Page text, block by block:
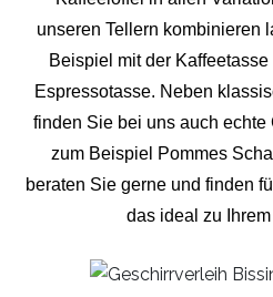
unseren Tellern kombinieren
Beispiel mit der
Espressotasse. Neben
finden Sie bei uns auch
zum Beispiel Pommes
beraten Sie gerne und finden
das ideal zu